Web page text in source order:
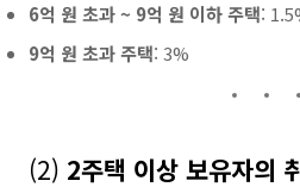
6억 원 초과 ~ 9억 원 이하 주택:
9억 원 초과 주택: 3%
(2) 2주택 이상 보유자의